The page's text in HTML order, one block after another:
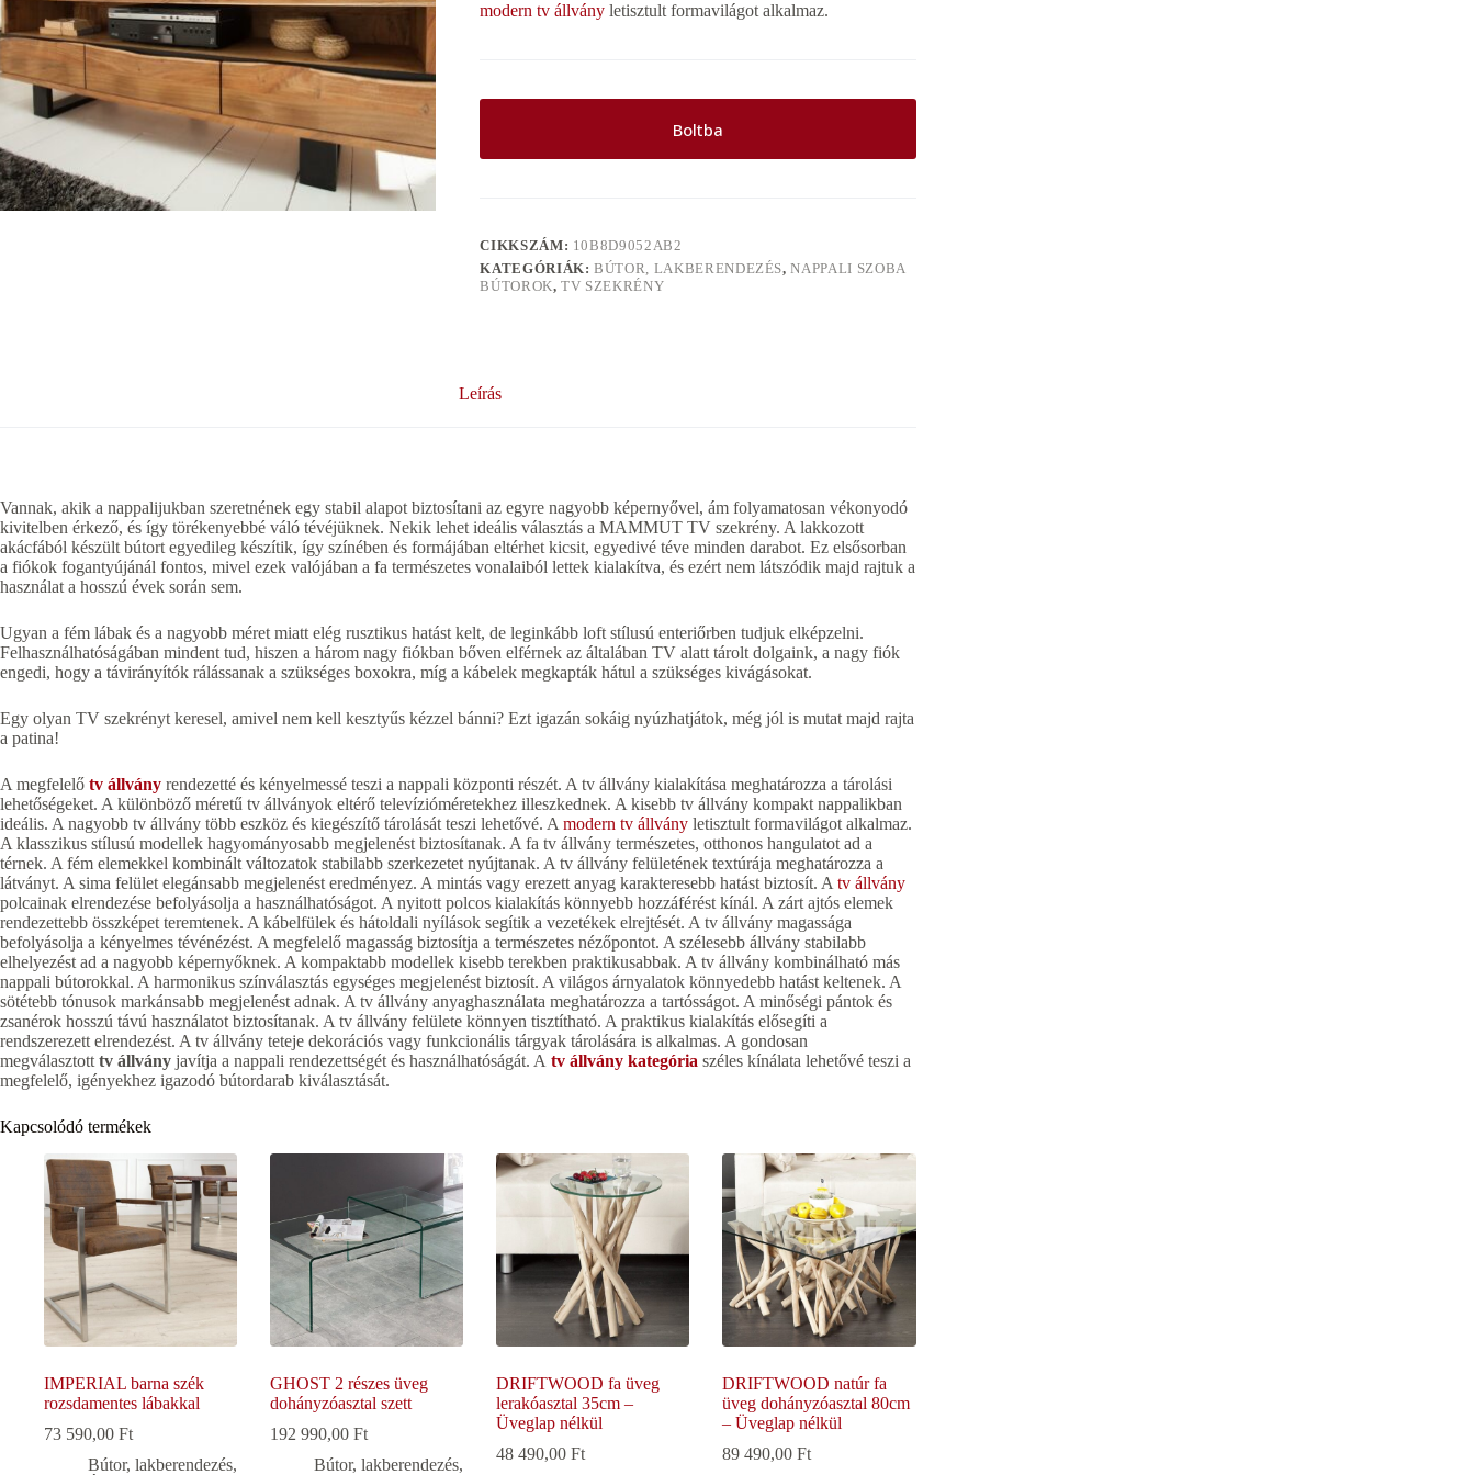
modern tv állvány letisztult formavilágot alkalmaz.
Boltba
CIKKSZÁM: 10B8D9052AB2
KATEGÓRIÁK:BÚTOR, LAKBERENDEZÉS,NAPPALI SZOBA
BÚTOROK,TV SZEKRÉNY
Leírás
Vannak, akik a nappalijukban szeretnének egy stabil alapot biztosítani az egyre nagyobb képernyővel, ám folyamatosan vékonyodó
kivitelben érkező, és így törékenyebbé váló tévéjüknek. Nekik lehet ideális választás a MAMMUT TV szekrény. A lakkozott
akácfából készült bútort egyedileg készítik, így színében és formájában eltérhet kicsit, egyedivé téve minden darabot. Ez elsősorban
a fiókok fogantyújánál fontos, mivel ezek valójában a fa természetes vonalaiból lettek kialakítva, és ezért nem látszódik majd rajtuk a
használat a hosszú évek során sem.
Ugyan a fém lábak és a nagyobb méret miatt elég rusztikus hatást kelt, de leginkább loft stílusú enteriőrben tudjuk elképzelni.
Felhasználhatóságában mindent tud, hiszen a három nagy fiókban bőven elférnek az általában TV alatt tárolt dolgaink, a nagy fiók
engedi, hogy a távirányítók rálássanak a szükséges boxokra, míg a kábelek megkapták hátul a szükséges kivágásokat.
Egy olyan TV szekrényt keresel, amivel nem kell kesztyűs kézzel bánni? Ezt igazán sokáig nyúzhatjátok, még jól is mutat majd rajta
a patina!
A megfelelő tv állvány rendezetté és kényelmessé teszi a nappali központi részét. A tv állvány kialakítása meghatározza a tárolási
lehetőségeket. A különböző méretű tv állványok eltérő televízióméretekhez illeszkednek. A kisebb tv állvány kompakt nappalikban
ideális. A nagyobb tv állvány több eszköz és kiegészítő tárolását teszi lehetővé. A modern tv állvány letisztult formavilágot alkalmaz.
A klasszikus stílusú modellek hagyományosabb megjelenést biztosítanak. A fa tv állvány természetes, otthonos hangulatot ad a
térnek. A fém elemekkel kombinált változatok stabilabb szerkezetet nyújtanak. A tv állvány felületének textúrája meghatározza a
látványt. A sima felület elegánsabb megjelenést eredményez. A mintás vagy erezett anyag karakteresebb hatást biztosít. A tv állvány
polcainak elrendezése befolyásolja a használhatóságot. A nyitott polcos kialakítás könnyebb hozzáférést kínál. A zárt ajtós elemek
rendezettebb összképet teremtenek. A kábelfülek és hátoldali nyílások segítik a vezetékek elrejtését. A tv állvány magassága
befolyásolja a kényelmes tévénézést. A megfelelő magasság biztosítja a természetes nézőpontot. A szélesebb állvány stabilabb
elhelyezést ad a nagyobb képernyőknek. A kompaktabb modellek kisebb terekben praktikusabbak. A tv állvány kombinálható más
nappali bútorokkal. A harmonikus színválasztás egységes megjelenést biztosít. A világos árnyalatok könnyedebb hatást keltenek. A
sötétebb tónusok markánsabb megjelenést adnak. A tv állvány anyaghasználata meghatározza a tartósságot. A minőségi pántok és
zsanérok hosszú távú használatot biztosítanak. A tv állvány felülete könnyen tisztítható. A praktikus kialakítás elősegíti a
rendszerezett elrendezést. A tv állvány teteje dekorációs vagy funkcionális tárgyak tárolására is alkalmas. A gondosan
megválasztott tv állvány javítja a nappali rendezettségét és használhatóságát. A tv állvány kategória széles kínálata lehetővé teszi a
megfelelő, igényekhez igazodó bútordarab kiválasztását.
Kapcsolódó termékek
IMPERIAL barna szék
rozsdamentes lábakkal
73 590,00 Ft
Bútor, lakberendezés,
GHOST 2 részes üveg
dohányzóasztal szett
192 990,00Ft
Bútor, lakberendezés,
DRIFTWOOD fa üveg
lerakóasztal 35cm –
Üveglap nélkül
48 490,00Ft
DRIFTWOOD natúr fa
üveg dohányzóasztal 80cm
– Üveglap nélkül
89 490,00Ft